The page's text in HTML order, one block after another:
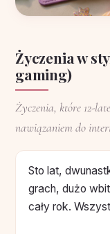
Życzenia w
gaming)
Życzenia, które 12-
nawiązaniem do
Sto lat,
grach, dużo
cały rok.